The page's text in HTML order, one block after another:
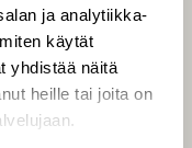
ja analytiikka-
käytät
yhdistää näitä
heille tai joita on
LUONNON­
Luonto -lehden